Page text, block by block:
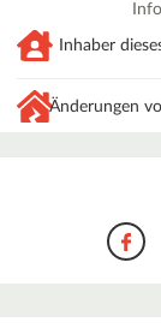
Inhaber
Änderungen